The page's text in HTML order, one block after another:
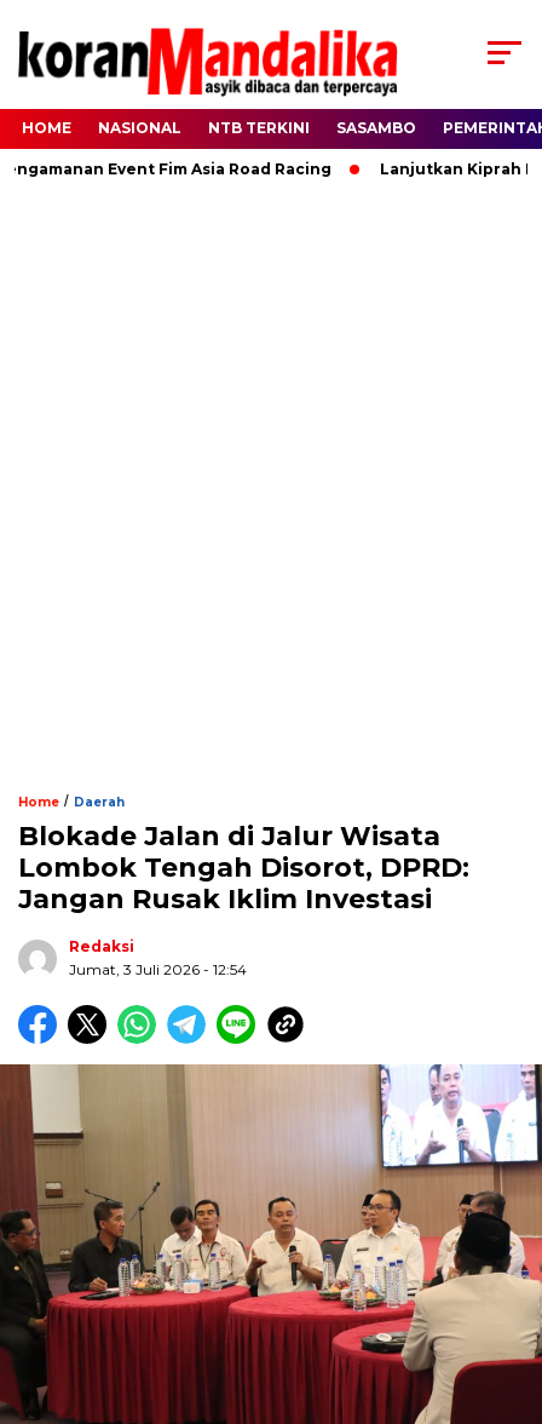
HOME NASIONAL NTB TERKINI SASAMBO
Event Fim Asia Road Racing Lanjutkan Kiprah HBK,
Home / Daerah
Blokade Jalan di Jalur Wisata
Lombok Tengah Disorot, DPRD:
Jangan Rusak Iklim Investasi
Redaksi
Jumat, 3 Juli 2026 - 12:54